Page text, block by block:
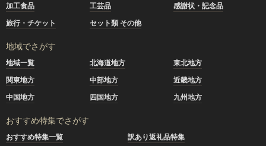
加工食品
工芸品
感謝状・記念品
旅行・チケット
セット類 その他
地域でさがす
地域一覧 北海道地方
東北地方
関東地方
中部地方
近畿地方
中国地方
四国地方 九州地方
おすすめ特集でさがす
おすすめ特集一覧
訳あり返礼品特集